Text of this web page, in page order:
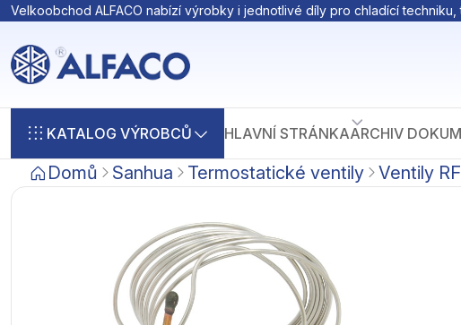
Velkoobchod ALFACO nabízí výrobky i jednotlivé díly pro chladící
KATALOG VÝROBCŮ HLAVNÍ STRÁNKAARCHIV
Domů Sanhua Termostatické ventily Ventily